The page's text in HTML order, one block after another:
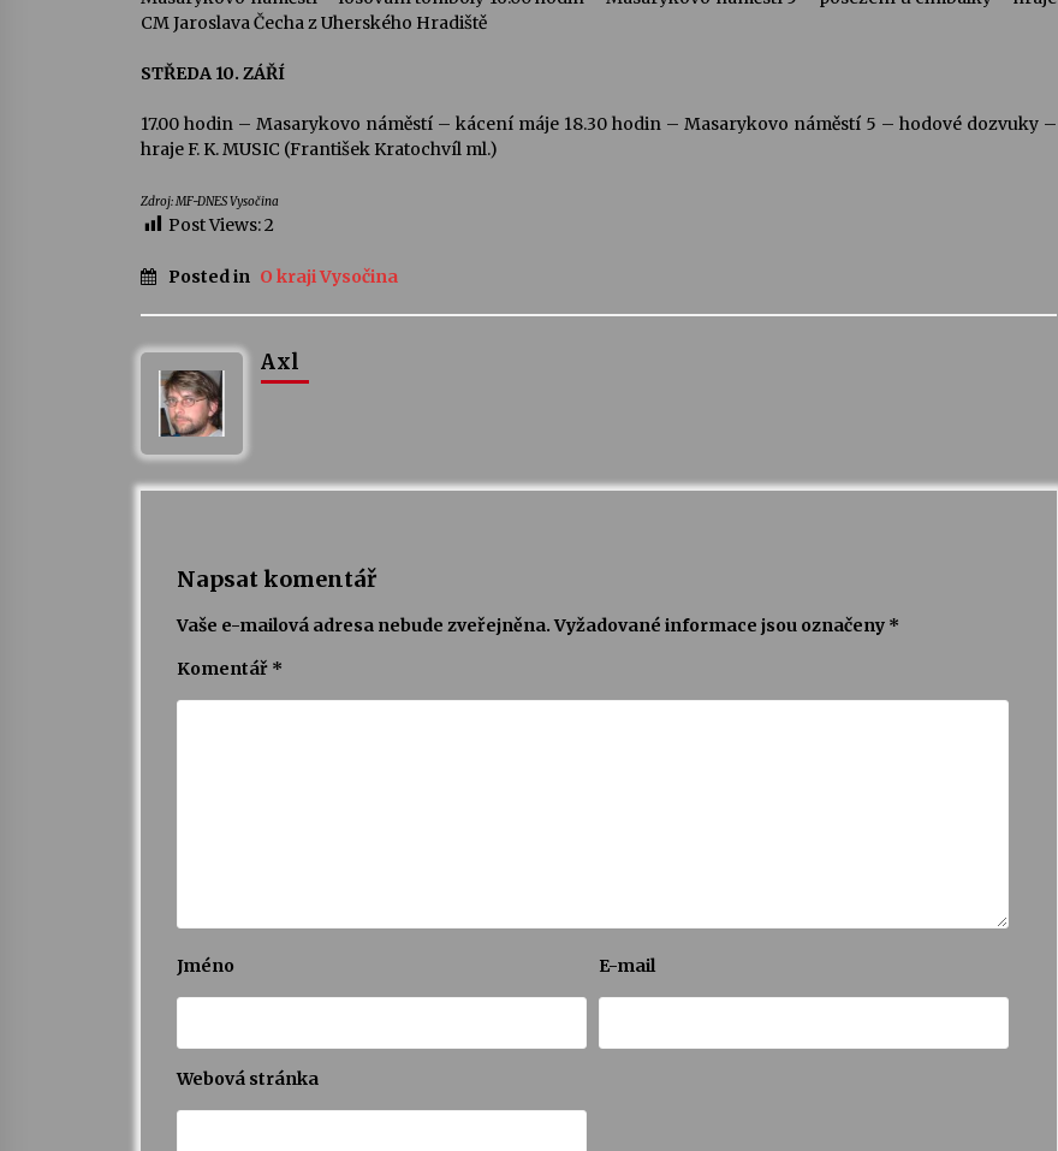
CM Jaroslava Čecha z Uherského Hradiště
STŘEDA 10. ZÁŘÍ
17.00 hodin – Masarykovo náměstí – kácení máje 18.30 hodin – Masarykovo náměstí 5 – hodové dozvuky –
hraje F. K. MUSIC (František Kratochvíl ml.)
Zdroj: MF-DNES Vysočina
Post Views:2
Posted in O kraji Vysočina
Axl
Napsat komentář
Vaše e-mailová adresa nebude zveřejněna. Vyžadované informace jsou označeny *
Komentář *
Jméno E-mail
Webová stránka